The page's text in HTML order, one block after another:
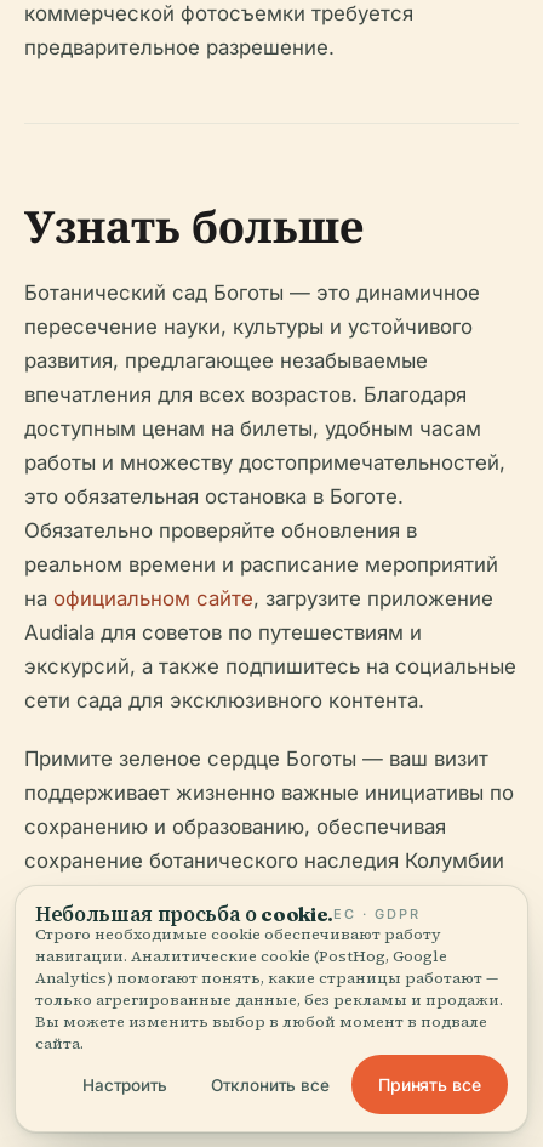
коммерческой фотосъемки требуется
предварительное разрешение.
Узнать больше
Ботанический сад Боготы — это динамичное
пересечение науки, культуры и устойчивого
развития, предлагающее незабываемые
впечатления для всех возрастов. Благодаря
доступным ценам на билеты, удобным часам
работы и множеству достопримечательностей,
это обязательная остановка в Боготе.
Обязательно проверяйте обновления в
реальном времени и расписание мероприятий
на официальном сайте, загрузите приложение
Audiala для советов по путешествиям и
экскурсий, а также подпишитесь на социальные
сети сада для эксклюзивного контента.
Примите зеленое сердце Боготы — ваш визит
поддерживает жизненно важные инициативы по
сохранению и образованию, обеспечивая
сохранение ботанического наследия Колумбии
для будущих поколений.
Послушайте полную историю в приложении
Небольшая просьба о cookie.ЕС · GDPR
Строго необходимые cookie обеспечивают работу
навигации. Аналитические cookie (PostHog, Google
Analytics) помогают понять, какие страницы работают —
только агрегированные данные, без рекламы и продажи.
Вы можете изменить выбор в любой момент в подвале
сайта.
Настроить Отклонить все Принять все